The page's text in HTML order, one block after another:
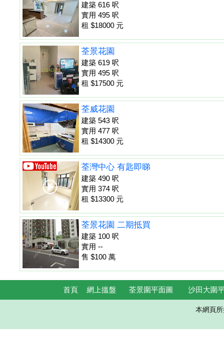
建築 616 呎
實用 495 呎
租 $18000 元
荃景花園
建築 619 呎
實用 495 呎
租 $17500 元
荃威花園
建築 543 呎
實用 477 呎
租 $14300 元
荃灣中心 有匙即睇
建築 490 呎
實用 374 呎
租 $13300 元
荃景花園 二期抵買
建築 100 呎
實用 --
售 $100 萬
首頁 網上搵盤 荃景圍平面圖 沙田大圍
本網頁